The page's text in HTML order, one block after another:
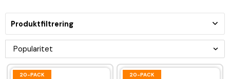
Produktfiltrering
20-PACK 20-PACK